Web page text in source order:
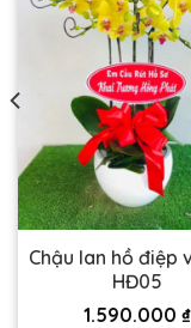
Chậu lan hồ điệp
HĐ05
1.590.000 ₫